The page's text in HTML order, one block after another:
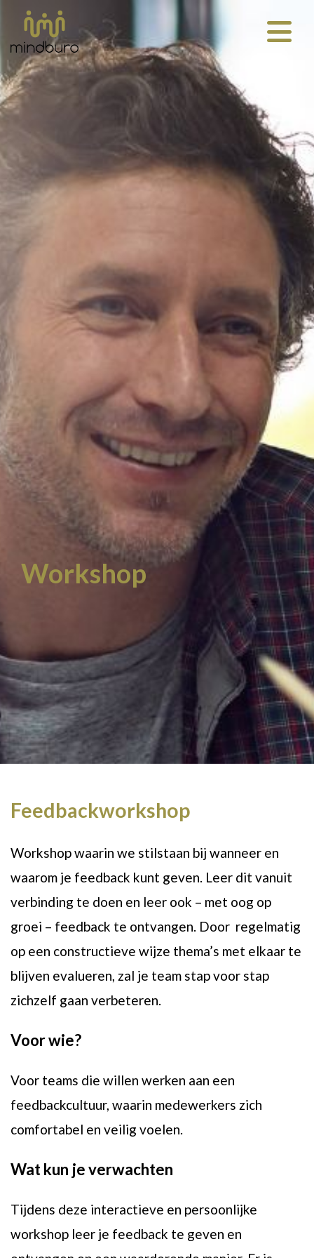
Workshop
Feedbackworkshop
Workshop waarin we stilstaan bij wanneer en
waarom je feedback kunt geven. Leer dit vanuit
verbinding te doen en leer ook – met oog op
groei – feedback te ontvangen. Door regelmatig
op een constructieve wijze thema’s met elkaar te
blijven evalueren, zal je team stap voor stap
zichzelf gaan verbeteren.
Voor wie?
Voor teams die willen werken aan een
feedbackcultuur, waarin medewerkers zich
comfortabel en veilig voelen.
Wat kun je verwachten
Tijdens deze interactieve en persoonlijke
workshop leer je feedback te geven en